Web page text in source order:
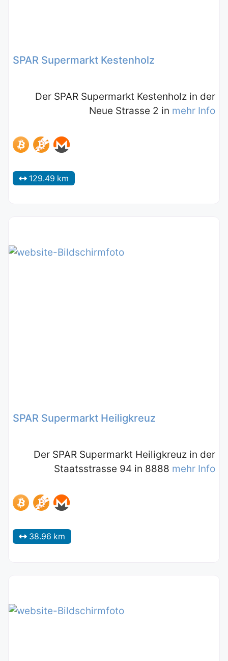
SPAR Supermarkt Kestenholz
Der SPAR Supermarkt Kestenholz in der
Neue Strasse 2 in mehr Info
129.49 km
SPAR Supermarkt Heiligkreuz
Der SPAR Supermarkt Heiligkreuz in der
Staatsstrasse 94 in 8888 mehr Info
38.96 km